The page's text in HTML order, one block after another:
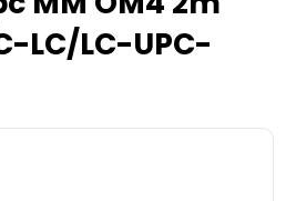
LC/LC-UPC-